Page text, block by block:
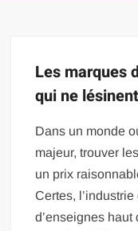
Les marques
qui ne
Dans un monde
majeur, trouver
un prix
Certes,
d’enseignes